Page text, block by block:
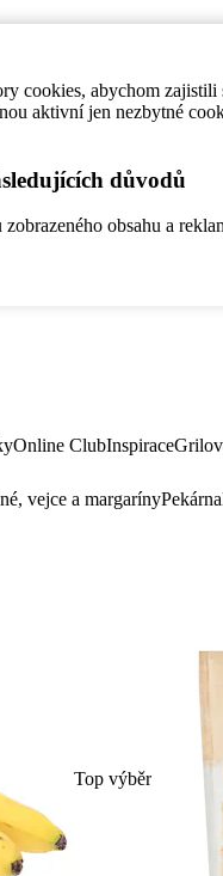
cookies, abychom
aktivní jen nezbytné
důvodů
obsahu a
Online ClubInspirace
vejce a margarínyPekárna
Top výběr